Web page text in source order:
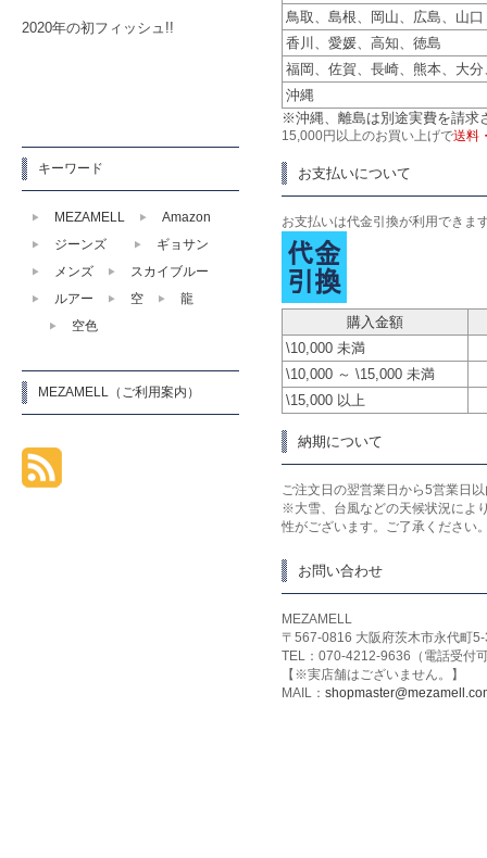
鳥取、島根、岡山、広島、山口
香川、愛媛、高知、徳島
福岡、佐賀、長崎、熊本、大
沖縄
※沖縄、離島は別途実費を請求
15,000円以上のお買い上げで送料
お支払いについて
お支払いは代金引換が利用できま
購入金額
\10,000 未満
\10,000 ～ \15,000 未満
\15,000 以上
納期について
ご注文日の翌営業日から5営業日
※大雪、台風などの天候状況によ
性がございます。ご了承ください
お問い合わせ
MEZAMELL
〒567-0816 大阪府茨木市永代
TEL：070-4212-9636（電話受付
【※実店舗はございません。】
MAIL：
2020年の初フィッシュ!!
キーワード
MEZAMELL
Amazon
ジーンズ
ギョサン
メンズ
スカイブルー
ルアー
空
龍
空色
MEZAMELL（ご利用案内）